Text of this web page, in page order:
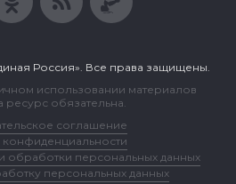
Россия». Все права защищены.
использовании материалов
ресурс обязательна.
соглашение
конфиденциальности
обработки персональных данных
персональных данных